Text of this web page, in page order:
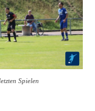
Spielen